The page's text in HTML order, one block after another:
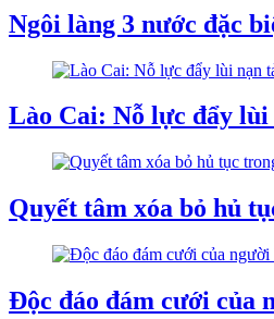
Ngôi làng 3 nước đặc
Lào Cai: Nỗ lực đẩy lùi
Quyết tâm xóa bỏ hủ
Độc đáo đám cưới của